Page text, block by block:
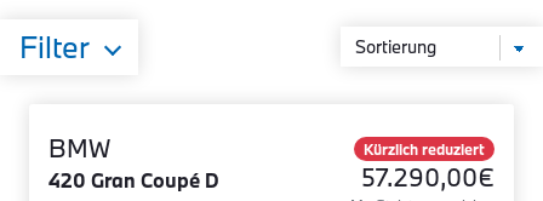
Filter
BMW
420 Gran Coupé D
Kürzlich reduziert
57.290,00€